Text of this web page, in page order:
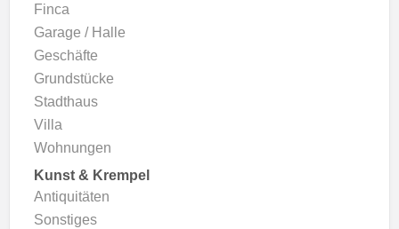
Finca
Garage / Halle
Geschäfte
Grundstücke
Stadthaus
Villa
Wohnungen
Kunst & Krempel
Antiquitäten
Sonstiges